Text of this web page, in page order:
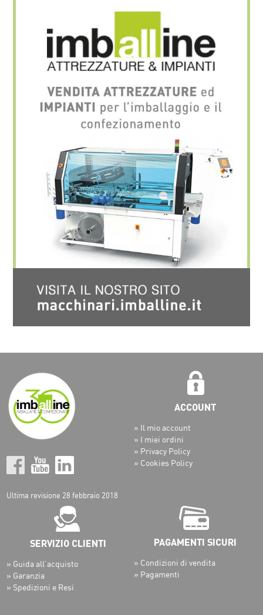
Ultima revisione 28 febbraio 2018
» Il mio account
» I miei ordini
» Privacy Policy
» Cookies Policy
» Guida all’acquisto
» Garanzia
» Spedizioni e Resi
» Condizioni di vendita
» Pagamenti